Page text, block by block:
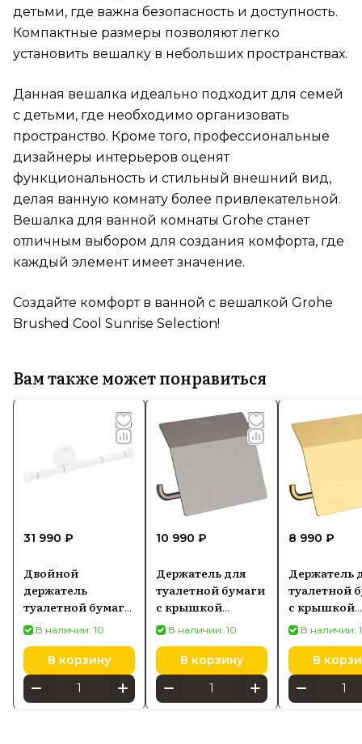
детьми, где важна безопасность и доступность.
Компактные размеры позволяют легко
установить вешалку в небольших пространствах.
Данная вешалка идеально подходит для семей
с детьми, где необходимо организовать
пространство. Кроме того, профессиональные
дизайнеры интерьеров оценят
функциональность и стильный внешний вид,
делая ванную комнату более привлекательной.
Вешалка для ванной комнаты Grohe станет
отличным выбором для создания комфорта, где
каждый элемент имеет значение.
Создайте комфорт в ванной с вешалкой Grohe
Brushed Cool Sunrise Selection!
Вам также может понравиться
31 990 ₽
Двойной
держатель
туалетной бумаги
Hansgrohe AXOR
Universal Circular,
белый матовый
42857700
В наличии: 10
В корзину
10 990 ₽
Держатель для
туалетной бумаги
с крышкой
Hansgrohe
AddStoris, черный
хром матовый
41753340
В наличии: 10
В корзину
8 990 ₽
Держатель
туалетной
с крышкой
Hansgrohe
AddStoris,
оптическое
41753990
В наличии:
В